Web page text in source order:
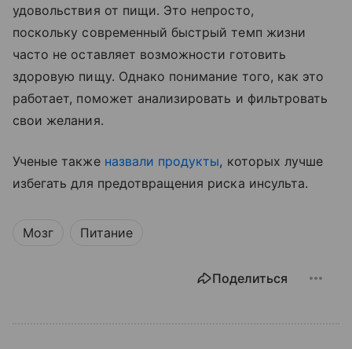
удовольствия от пищи. Это непросто,
поскольку современный быстрый темп жизни
часто не оставляет возможности готовить
здоровую пищу. Однако понимание того, как это
работает, поможет анализировать и фильтровать
свои желания.
Ученые также назвали продукты, которых лучше
избегать для предотвращения риска инсульта.
Мозг Питание
Поделиться